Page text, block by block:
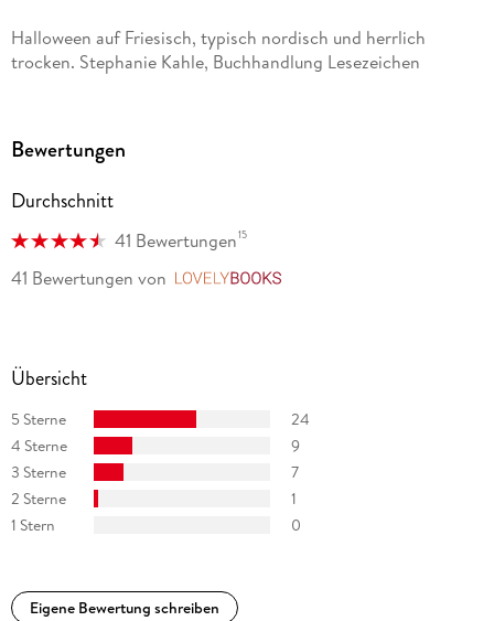
Halloween auf Friesisch, typisch nordisch und herrlich
trocken. Stephanie Kahle, Buchhandlung Lesezeichen
und Humor. CITY! Magazin, Nr. 142/Mai 2020
Starker Fall mit zahllosen Reminiszenzen an große Vorbilder.
Rainer Scheer, Doppelpunkt, Nr. 03/2020
Bewertungen
Durchschnitt
41 Bewertungen15
41 Bewertungen von
Übersicht
5 Sterne
24
4 Sterne
9
3 Sterne
7
2 Sterne
1
1 Stern
0
Eigene Bewertung schreiben